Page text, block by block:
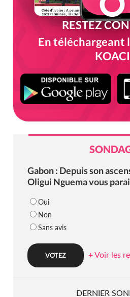
RESTEZ
En téléchargeant
Gabon : Depuis son
Oligui Nguema vous
Oui
Non
Sans avis
+ Voir les
DERNIER